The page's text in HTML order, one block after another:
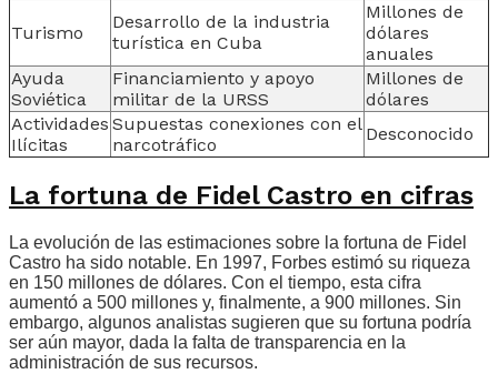
Turismo
Desarrollo de la industria
turística en Cuba
Millones de
dólares
anuales
Ayuda
Soviética
Financiamiento y apoyo
militar de la URSS
Millones de
dólares
Actividades
Ilícitas
Supuestas conexiones con el
narcotráfico
Desconocido
La fortuna de Fidel Castro en cifras
La evolución de las estimaciones sobre la fortuna de Fidel
Castro ha sido notable. En 1997, Forbes estimó su riqueza
en 150 millones de dólares. Con el tiempo, esta cifra
aumentó a 500 millones y, finalmente, a 900 millones. Sin
embargo, algunos analistas sugieren que su fortuna podría
ser aún mayor, dada la falta de transparencia en la
administración de sus recursos.